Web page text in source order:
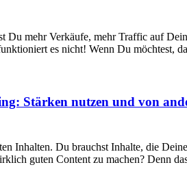
Du mehr Verkäufe, mehr Traffic auf
es nicht! Wenn Du möchtest,
Stärken nutzen und von
Inhalten. Du brauchst Inhalte, die
guten Content zu machen? Denn